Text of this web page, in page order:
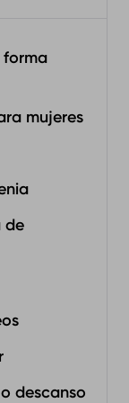
forma
mujeres
de
descanso